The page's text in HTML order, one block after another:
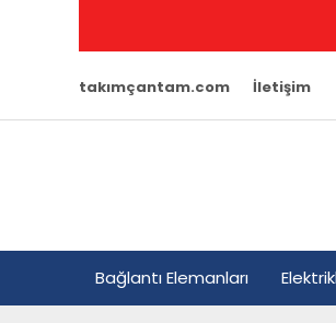
takımçantam.com İletişim
Bağlantı Elemanları